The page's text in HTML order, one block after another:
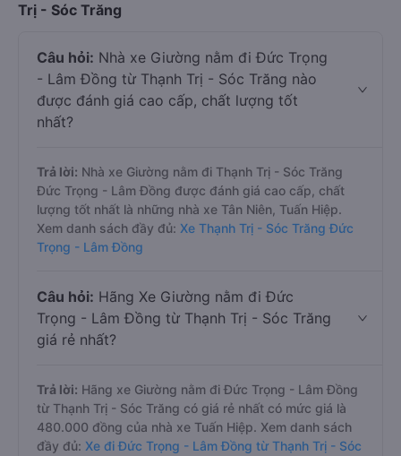
Trị - Sóc Trăng
Câu hỏi: Nhà xe Giường nằm đi Đức Trọng
- Lâm Đồng từ Thạnh Trị - Sóc Trăng nào
được đánh giá cao cấp, chất lượng tốt
nhất?
Trả lời: Nhà xe Giường nằm đi Thạnh Trị - Sóc Trăng
Đức Trọng - Lâm Đồng được đánh giá cao cấp, chất
lượng tốt nhất là những nhà xe Tân Niên, Tuấn Hiệp.
Xem danh sách đầy đủ: Xe Thạnh Trị - Sóc Trăng Đức
Trọng - Lâm Đồng
Câu hỏi: Hãng Xe Giường nằm đi Đức
Trọng - Lâm Đồng từ Thạnh Trị - Sóc Trăng
giá rẻ nhất?
Trả lời: Hãng xe Giường nằm đi Đức Trọng - Lâm Đồng
từ Thạnh Trị - Sóc Trăng có giá rẻ nhất có mức giá là
480.000 đồng của nhà xe Tuấn Hiệp. Xem danh sách
đầy đủ: Xe đi Đức Trọng - Lâm Đồng từ Thạnh Trị - Sóc